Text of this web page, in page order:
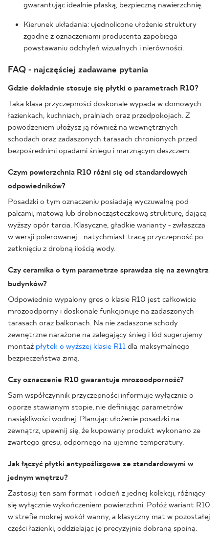
gwarantując idealnie płaską, bezpieczną nawierzchnię.
Kierunek układania: ujednolicone ułożenie struktury
zgodne z oznaczeniami producenta zapobiega
powstawaniu odchyleń wizualnych i nierówności.
FAQ - najczęściej zadawane pytania
Gdzie dokładnie stosuje się płytki o parametrach R10?
Taka klasa przyczepności doskonale wypada w domowych
łazienkach, kuchniach, pralniach oraz przedpokojach. Z
powodzeniem ułożysz ją również na wewnętrznych
schodach oraz zadaszonych tarasach chronionych przed
bezpośrednimi opadami śniegu i marznącym deszczem.
Czym powierzchnia R10 różni się od standardowych
odpowiedników?
Posadzki o tym oznaczeniu posiadają wyczuwalną pod
palcami, matową lub drobnocząsteczkową strukturę, dającą
wyższy opór tarcia. Klasyczne, gładkie warianty - zwłaszcza
w wersji polerowanej - natychmiast tracą przyczepność po
zetknięciu z drobną ilością wody.
Czy ceramika o tym parametrze sprawdza się na zewnątrz
budynków?
Odpowiednio wypalony gres o klasie R10 jest całkowicie
mrozoodporny i doskonale funkcjonuje na zadaszonych
tarasach oraz balkonach. Na nie zadaszone schody
zewnętrzne narażone na zalegający śnieg i lód sugerujemy
montaż płytek o wyższej klasie R11 dla maksymalnego
bezpieczeństwa zimą.
Czy oznaczenie R10 gwarantuje mrozoodporność?
Sam współczynnik przyczepności informuje wyłącznie o
oporze stawianym stopie, nie definiując parametrów
nasiąkliwości wodnej. Planując ułożenie posadzki na
zewnątrz, upewnij się, że kupowany produkt wykonano ze
zwartego gresu, odpornego na ujemne temperatury.
Jak łączyć płytki antypoślizgowe ze standardowymi w
jednym wnętrzu?
Zastosuj ten sam format i odcień z jednej kolekcji, różniący
się wyłącznie wykończeniem powierzchni. Połóż wariant R10
w strefie mokrej wokół wanny, a klasyczny mat w pozostałej
części łazienki, oddzielając je precyzyjnie dobraną spoiną.